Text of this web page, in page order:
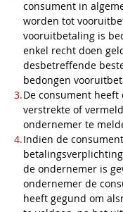
consument in
worden tot
vooruitbetaling is
enkel recht doen
desbetreffende
bedongen
De consument
verstrekte of
ondernemer te
Indien de
de ondernemer is
ondernemer de
heeft gegund om